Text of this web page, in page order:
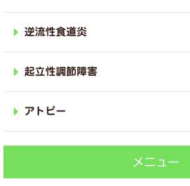
逆流性食道炎
起立性調節障害
アトピー
メニュー